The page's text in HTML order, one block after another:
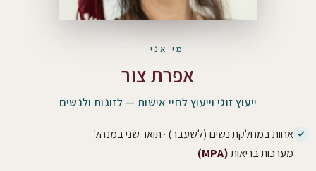
מי אני
אפרת צור
ייעוץ זוגי וייעוץ לחיי אישות — לזוגות ולנשים
אחות במחלקת נשים (לשעבר) · תואר שני במנהל
מערכות בריאות(MPA)